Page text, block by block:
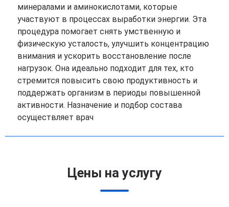
минералами и аминокислотами, которые
участвуют в процессах выработки энергии. Эта
процедура помогает снять умственную и
физическую усталость, улучшить концентрацию
внимания и ускорить восстановление после
нагрузок. Она идеально подходит для тех, кто
стремится повысить свою продуктивность и
поддержать организм в периоды повышенной
активности. Назначение и подбор состава
осуществляет врач
Цены на услугу